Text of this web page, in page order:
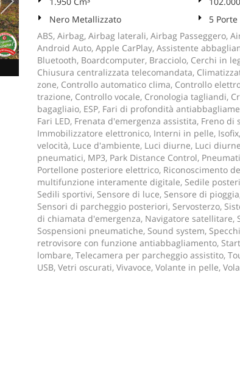
Nero Metallizzato
5 Porte
ABS, Airbag, Airbag laterali, Airbag Passeggero,
Android Auto, Apple CarPlay, Assistente
Bluetooth, Boardcomputer, Bracciolo, Cerchi in
Chiusura centralizzata telecomandata,
zone, Controllo automatico clima, Controllo
trazione, Controllo vocale, Cronologia tagliandi,
bagagliaio, ESP, Fari di profondità
Fari LED, Frenata d'emergenza assistita, Freno
Immobilizzatore elettronico, Interni in pelle,
velocità, Luce d'ambiente, Luci diurne, Luci
pneumatici, MP3, Park Distance Control,
Portellone posteriore elettrico, Riconoscimento
multifunzione interamente digitale, Sedile
Sedili sportivi, Sensore di luce, Sensore di
Sensori di parcheggio posteriori, Servosterzo,
di chiamata d'emergenza, Navigatore satellitare,
Sospensioni pneumatiche, Sound system,
retrovisore con funzione antiabbagliamento,
lombare, Telecamera per parcheggio assistito,
USB, Vetri oscurati, Vivavoce, Volante in pelle,